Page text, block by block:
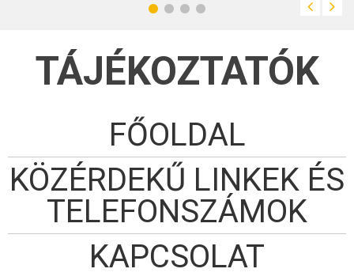
TÁJÉKOZTATÓK
FŐOLDAL
KÖZÉRDEKŰ LINKEK ÉS
TELEFONSZÁMOK
KAPCSOLAT